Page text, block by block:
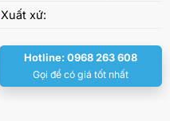
Xuất xứ:
Hotline: 0968 263 608
Gọi để có giá tốt nhất